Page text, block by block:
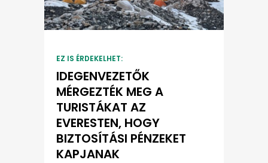
EZ IS ÉRDEKELHET:
IDEGENVEZETŐK
MÉRGEZTÉK MEG A
TURISTÁKAT AZ
EVERESTEN, HOGY
BIZTOSÍTÁSI PÉNZEKET
KAPJANAK